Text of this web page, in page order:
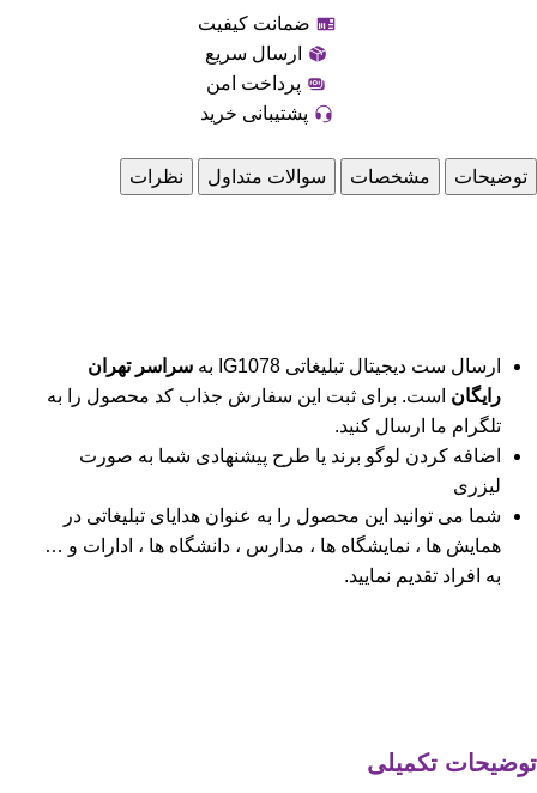
ضمانت کیفیت
ارسال سریع
پرداخت امن
پشتیبانی خرید
توضیحات مشخصات سوالات متداول نظرات
ارسال ست دیجیتال تبلیغاتی IG1078 به
سراسر تهران
رایگان است. برای ثبت این سفارش جذاب کد محصول را به
تلگرام ما ارسال کنید.
اضافه کردن لوگو برند یا طرح پیشنهادی شما به صورت
لیزری
شما می توانید این محصول را به عنوان هدایای تبلیغاتی در
همایش ها ، نمایشگاه ها ، مدارس ، دانشگاه ها ، ادارات و …
به افراد تقدیم نمایید.
توضیحات تکمیلی